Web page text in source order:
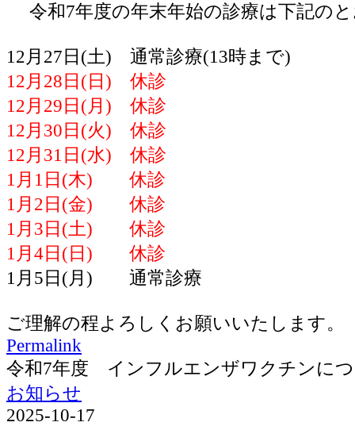
令和7年度の年末年始の診療は下記の
12月27日(土) 通常診療(13時まで)
12月28日(日) 休診
12月29日(月) 休診
12月30日(火) 休診
12月31日(水) 休診
1月1日(木) 休診
1月2日(金) 休診
1月3日(土) 休診
1月4日(日) 休診
1月5日(月) 通常診療
ご理解の程よろしくお願いいたします。
Permalink
令和7年度 インフルエンザワクチンに
お知らせ
2025-10-17